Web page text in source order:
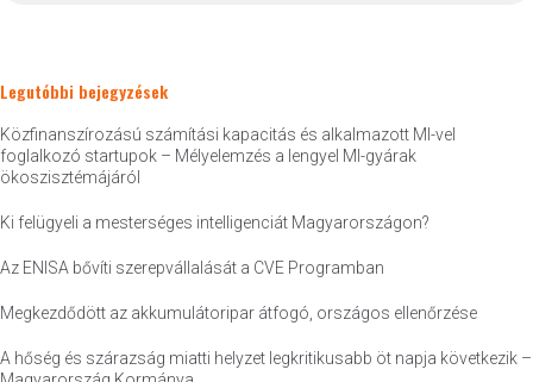
Legutóbbi bejegyzések
Közfinanszírozású számítási kapacitás és alkalmazott MI-vel
foglalkozó startupok – Mélyelemzés a lengyel MI-gyárak
ökoszisztémájáról
Ki felügyeli a mesterséges intelligenciát Magyarországon?
Az ENISA bővíti szerepvállalását a CVE Programban
Megkezdődött az akkumulátoripar átfogó, országos ellenőrzése
A hőség és szárazság miatti helyzet legkritikusabb öt napja következik –